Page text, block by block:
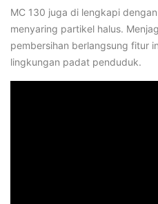
MC 130 juga di lengkapi
menyaring partikel halus.
pembersihan berlangsung fitur
lingkungan padat penduduk.